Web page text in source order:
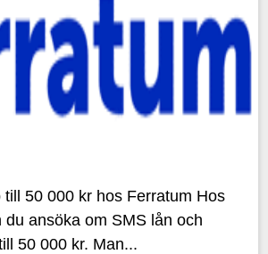
till 50 000 kr hos Ferratum Hos
du ansöka om SMS lån och
50 000 kr. Man...